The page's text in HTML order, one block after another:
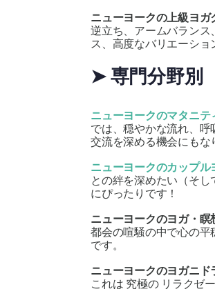
ニューヨークの上級ヨガ
逆立ち、アームバラン
ス、高度なバリエーショ
➤ 専門分野別
ニューヨークのマタニテ
では、穏やかな流れ、
交流を深める機会にもな
ニューヨークのカップ
との絆を深めたい（そ
にぴったりです！
ニューヨークのヨガ・瞑
都会の喧騒の中で心の平
です。
ニューヨークのヨガニド
これは 究極のリラクゼ